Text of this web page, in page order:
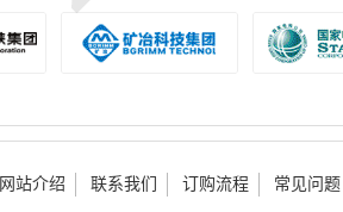
网站介绍 联系我们 订购流程 常见问题